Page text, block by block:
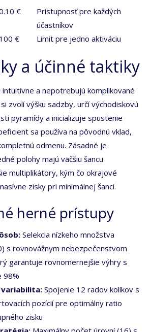
€
Prístupnosť pre každých
účastníkov
100 € Limit pre jedno aktiváciu
a účinné taktiky
intuitívne a nepotrebujú komplikované
zvolí výšku sadzby, určí východiskovú
pyramídy a inicializuje spustenie
sa používa na pôvodnú vklad,
odmenu. Zásadné je
polohy majú väčšiu šancu
multiplikátory, kým čo okrajové
zisky pri minimálnej šanci.
herné prístupy
Selekcia nízkeho množstva
s rovnovážnym nebezpečenstvom
garantuje rovnomernejšie výhry s
98%
Spojenie 12 radov kolíkov s
pozícií pre optimálny ratio
zisku